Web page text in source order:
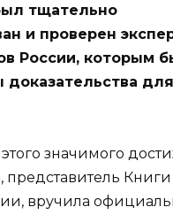
тщательно
и проверен
России, которым
доказательства
значимого
Книги
вручила